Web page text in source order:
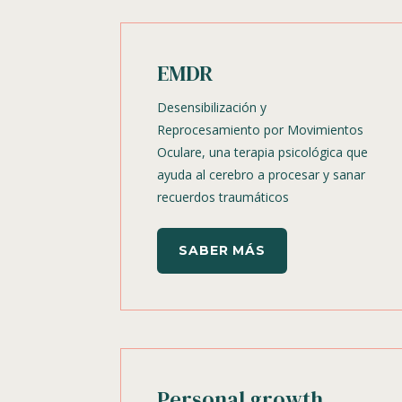
EMDR
Desensibilización y
Reprocesamiento por Movimientos
Oculare, una terapia psicológica que
ayuda al cerebro a procesar y sanar
recuerdos traumáticos
SABER MÁS